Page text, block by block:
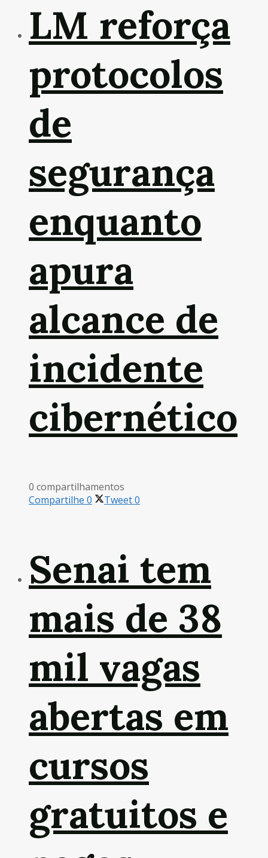
LM reforça
protocolos
de
segurança
enquanto
apura
alcance de
incidente
cibernético
0 compartilhamentos
Compartilhe 0 Tweet0
Senai tem
mais de 38
mil vagas
abertas em
cursos
gratuitos e